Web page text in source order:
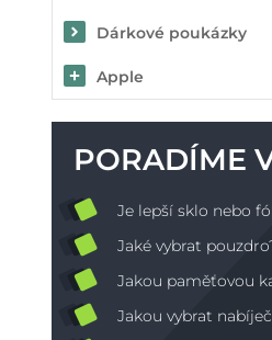
Dárkové poukázky
Apple
PORADÍME
Je lepší sklo nebo
Jaké vybrat
Jakou paměťovou
Jakou vybrat